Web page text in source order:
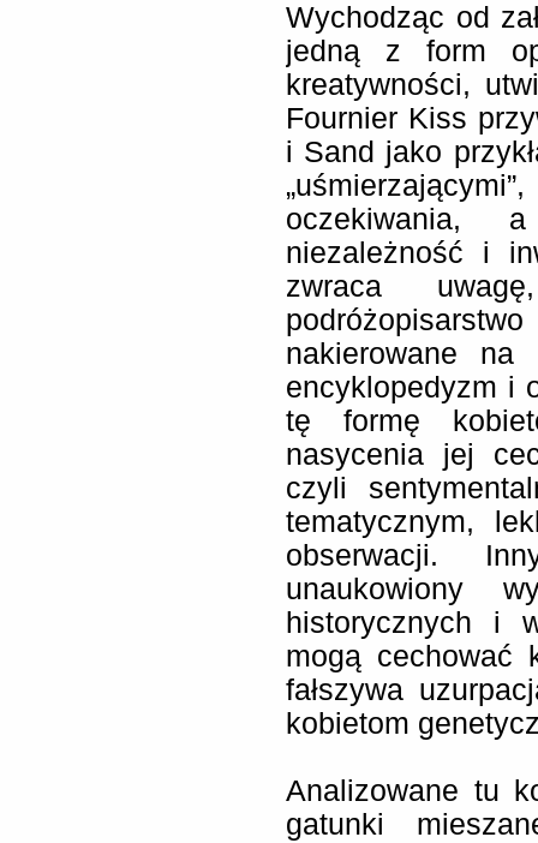
Wychodząc od
jedną z form
kreatywności,
Fournier Kiss
i Sand jako
oczekiwania,
niezależność i
zwraca
nakierowane na
encyklopedyzm i
tę formę
nasycenia jej
czyli
tematycznym,
obserwacji.
unaukowiony
historycznych i
mogą cechować
fałszywa
kobietom
Analizowane tu
gatunki